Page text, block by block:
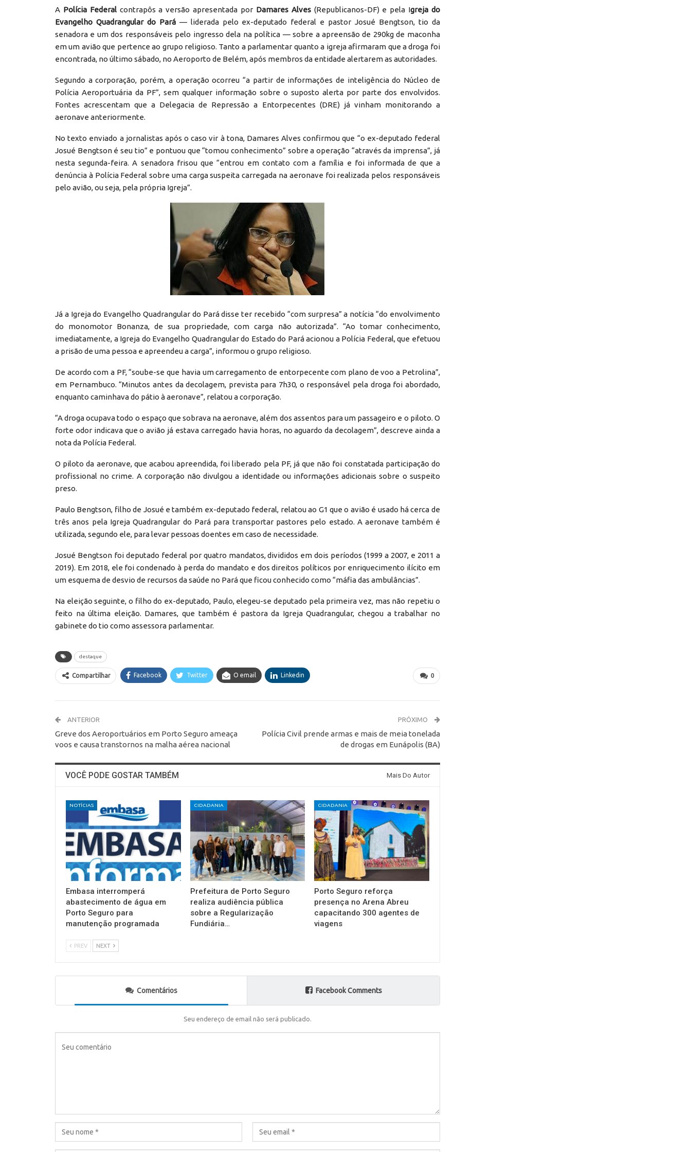
A Polícia Federal contrapôs a versão apresentada por Damares Alves (Republicanos-DF) e pela Igreja do
Evangelho Quadrangular do Pará— liderada pelo ex-deputado federal e pastor Josué Bengtson, tio da
senadora e um dos responsáveis pelo ingresso dela na política — sobre a apreensão de 290kg de maconha
em um avião que pertence ao grupo religioso. Tanto a parlamentar quanto a igreja afirmaram que a droga foi
encontrada, no último sábado, no Aeroporto de Belém, após membros da entidade alertarem as autoridades.
Segundo a corporação, porém, a operação ocorreu “a partir de informações de inteligência do Núcleo de
Polícia Aeroportuária da PF”, sem qualquer informação sobre o suposto alerta por parte dos envolvidos.
Fontes acrescentam que a Delegacia de Repressão a Entorpecentes (DRE) já vinham monitorando a
aeronave anteriormente.
No texto enviado a jornalistas após o caso vir à tona, Damares Alves confirmou que “o ex-deputado federal
Josué Bengtson é seu tio” e pontuou que “tomou conhecimento” sobre a operação “através da imprensa”, já
nesta segunda-feira. A senadora frisou que “entrou em contato com a família e foi informada de que a
denúncia à Polícia Federal sobre uma carga suspeita carregada na aeronave foi realizada pelos responsáveis
pelo avião, ou seja, pela própria Igreja”.
Já a Igreja do Evangelho Quadrangular do Pará disse ter recebido “com surpresa” a notícia “do envolvimento
do monomotor Bonanza, de sua propriedade, com carga não autorizada”. “Ao tomar conhecimento,
imediatamente, a Igreja do Evangelho Quadrangular do Estado do Pará acionou a Polícia Federal, que efetuou
a prisão de uma pessoa e apreendeu a carga”, informou o grupo religioso.
De acordo com a PF, “soube-se que havia um carregamento de entorpecente com plano de voo a Petrolina”,
em Pernambuco. “Minutos antes da decolagem, prevista para 7h30, o responsável pela droga foi abordado,
enquanto caminhava do pátio à aeronave”, relatou a corporação.
“A droga ocupava todo o espaço que sobrava na aeronave, além dos assentos para um passageiro e o piloto. O
forte odor indicava que o avião já estava carregado havia horas, no aguardo da decolagem”, descreve ainda a
nota da Polícia Federal.
O piloto da aeronave, que acabou apreendida, foi liberado pela PF, já que não foi constatada participação do
profissional no crime. A corporação não divulgou a identidade ou informações adicionais sobre o suspeito
preso.
Paulo Bengtson, filho de Josué e também ex-deputado federal, relatou ao G1 que o avião é usado há cerca de
três anos pela Igreja Quadrangular do Pará para transportar pastores pelo estado. A aeronave também é
utilizada, segundo ele, para levar pessoas doentes em caso de necessidade.
Josué Bengtson foi deputado federal por quatro mandatos, divididos em dois períodos (1999 a 2007, e 2011 a
2019). Em 2018, ele foi condenado à perda do mandato e dos direitos políticos por enriquecimento ilícito em
um esquema de desvio de recursos da saúde no Pará que ficou conhecido como “máfia das ambulâncias”.
Na eleição seguinte, o filho do ex-deputado, Paulo, elegeu-se deputado pela primeira vez, mas não repetiu o
feito na última eleição. Damares, que também é pastora da Igreja Quadrangular, chegou a trabalhar no
gabinete do tio como assessora parlamentar.
destaque
0
Compartilhar Facebook Twitter O email Linkedin
ANTERIOR
Greve dos Aeroportuários em Porto Seguro ameaça
voos e causa transtornos na malha aérea nacional
PRÓXIMO
Polícia Civil prende armas e mais de meia tonelada
de drogas em Eunápolis (BA)
VOCÊ PODE GOSTAR TAMBÉM Mais Do Autor
NOTÍCIAS
Embasa interromperá
abastecimento de água em
Porto Seguro para
manutenção programada
CIDADANIA
Prefeitura de Porto Seguro
realiza audiência pública
sobre a Regularização
Fundiária…
CIDADANIA
Porto Seguro reforça
presença no Arena Abreu
capacitando 300 agentes de
viagens
PREV NEXT
Comentários Facebook Comments
Seu endereço de email não será publicado.